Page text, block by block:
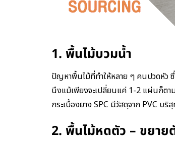
1. พื้นไม้บวมน้ำ
ปัญหาพื้นไม้ที่ทำให้หลาย ๆ คนปวดหัว ซึ่
นึงแม้เพียงจะเปลี่ยนแค่ 1-2 แผ่นก็ต
กระเบื้องยาง SPC มีวัสดุจาก PVC บ
2. พื้นไม้หดตัว – ขยาย